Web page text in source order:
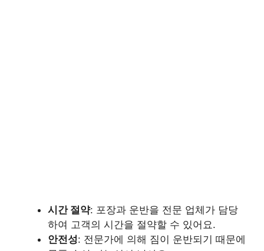
시간 절약: 포장과 운반을 전문 업체가 담당
하여 고객의 시간을 절약할 수 있어요.
안전성: 전문가에 의해 짐이 운반되기 때문에